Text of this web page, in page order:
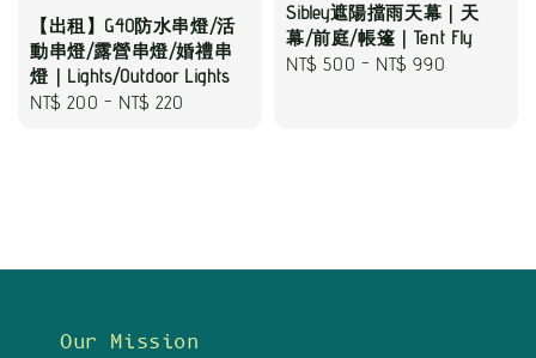
【出租】G40防水串燈/活
動串燈/露營串燈/婚禮串
燈｜Lights/Outdoor Lights
Regular
NT$ 200 - NT$ 220
Sibley遮陽擋雨天幕｜天
幕/前庭/帳篷｜Tent Fly
Regular
NT$ 500 - NT$ 990
Our Mission